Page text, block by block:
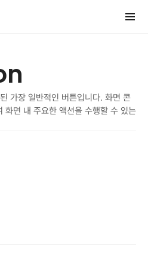
가장 일반적인 버튼입니다. 화면 콘
화면 내 주요한 액션을 수행할 수 있는